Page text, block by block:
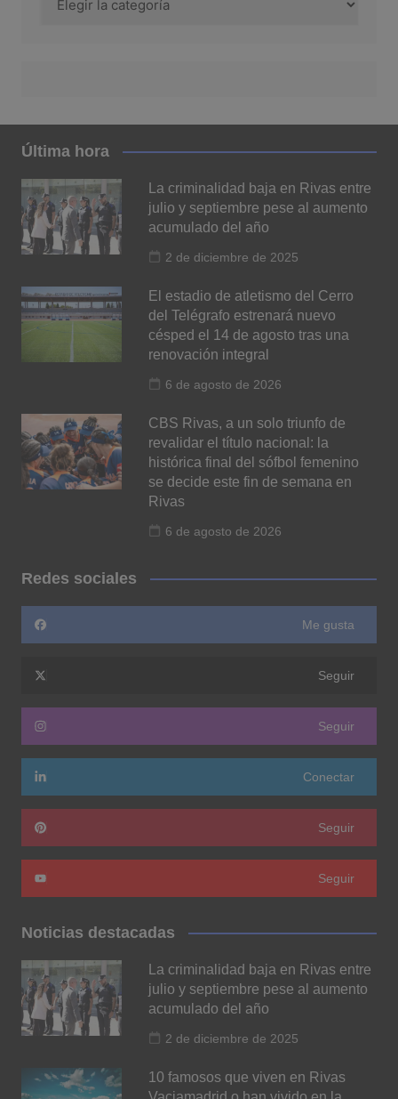
Última hora
La criminalidad baja en Rivas entre
julio y septiembre pese al aumento
acumulado del año
2 de diciembre de 2025
El estadio de atletismo del Cerro
del Telégrafo estrenará nuevo
césped el 14 de agosto tras una
renovación integral
6 de agosto de 2026
CBS Rivas, a un solo triunfo de
revalidar el título nacional: la
histórica final del sófbol femenino
se decide este fin de semana en
Rivas
6 de agosto de 2026
Redes sociales
Me gusta
Seguir
Seguir
Conectar
Seguir
Seguir
Noticias destacadas
La criminalidad baja en Rivas entre
julio y septiembre pese al aumento
acumulado del año
2 de diciembre de 2025
10 famosos que viven en Rivas